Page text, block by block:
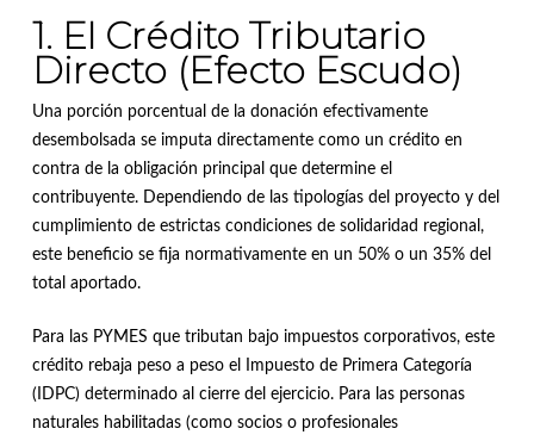
1. El Crédito Tributario
Directo (Efecto Escudo)
Una porción porcentual de la donación efectivamente
desembolsada se imputa directamente como un crédito en
contra de la obligación principal que determine el
contribuyente.
Dependiendo de las tipologías del proyecto y del
cumplimiento de estrictas condiciones de solidaridad regional,
este beneficio se fija normativamente en un 50% o un 35% del
total aportado.
Para las PYMES que tributan bajo impuestos corporativos, este
crédito rebaja peso a peso el Impuesto de Primera Categoría
(IDPC) determinado al cierre del ejercicio. Para las personas
naturales habilitadas (como socios o profesionales